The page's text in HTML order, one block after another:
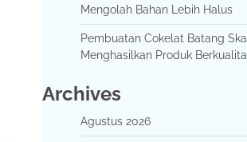
Mengolah Bahan Lebih Halus
Pembuatan Cokelat Batang
Menghasilkan Produk
Archives
Agustus 2026